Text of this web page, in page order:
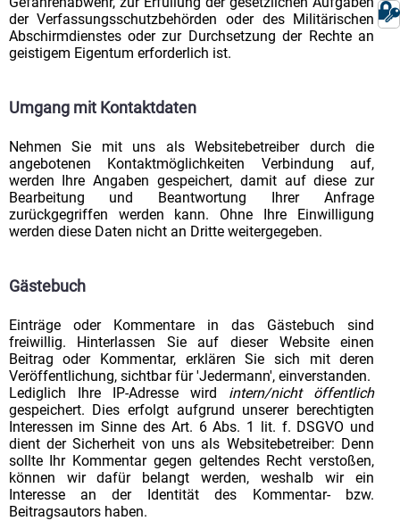
der Verfassungsschutzbehörden oder des Militärischen
Abschirmdienstes oder zur Durchsetzung der Rechte an
geistigem Eigentum erforderlich ist.
Umgang mit Kontaktdaten
Nehmen Sie mit uns als Websitebetreiber durch die
angebotenen Kontaktmöglichkeiten Verbindung auf,
werden Ihre Angaben gespeichert, damit auf diese zur
Bearbeitung und Beantwortung Ihrer Anfrage
zurückgegriffen werden kann. Ohne Ihre Einwilligung
werden diese Daten nicht an Dritte weitergegeben.
Gästebuch
Einträge oder Kommentare in das Gästebuch sind
freiwillig. Hinterlassen Sie auf dieser Website einen
Beitrag oder Kommentar, erklären Sie sich mit deren
Veröffentlichung, sichtbar für 'Jedermann', einverstanden.
Lediglich Ihre IP-Adresse wird intern/nicht öffentlich
gespeichert. Dies erfolgt aufgrund unserer berechtigten
Interessen im Sinne des Art. 6 Abs. 1 lit. f. DSGVO und
dient der Sicherheit von uns als Websitebetreiber: Denn
sollte Ihr Kommentar gegen geltendes Recht verstoßen,
können wir dafür belangt werden, weshalb wir ein
Interesse an der Identität des Kommentar- bzw.
Beitragsautors haben.